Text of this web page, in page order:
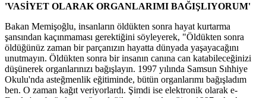
'VASİYET OLARAK ORGANLARIMI BAĞIŞLIYORUM'
Bakan Memişoğlu, insanların öldükten sonra hayat kurtarma
şansından kaçınmaması gerektiğini söyleyerek, "Öldükten sonra
öldüğünüz zaman bir parçanızın hayatta dünyada yaşayacağını
unutmayın. Öldükten sonra bir insanın canına can katabileceğinizi
düşünerek organlarınızı bağışlayın. 1997 yılında Samsun Sıhhiye
Okulu'nda asteğmenlik eğitiminde, bütün organlarımı bağışladım
ben. O zaman kağıt veriyorlardı. Şimdi ise elektronik olarak e-